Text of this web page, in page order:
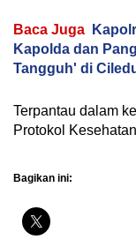
Baca Juga
Kapolda dan
Tangguh' di
Terpantau dalam
Protokol
Bagikan ini: